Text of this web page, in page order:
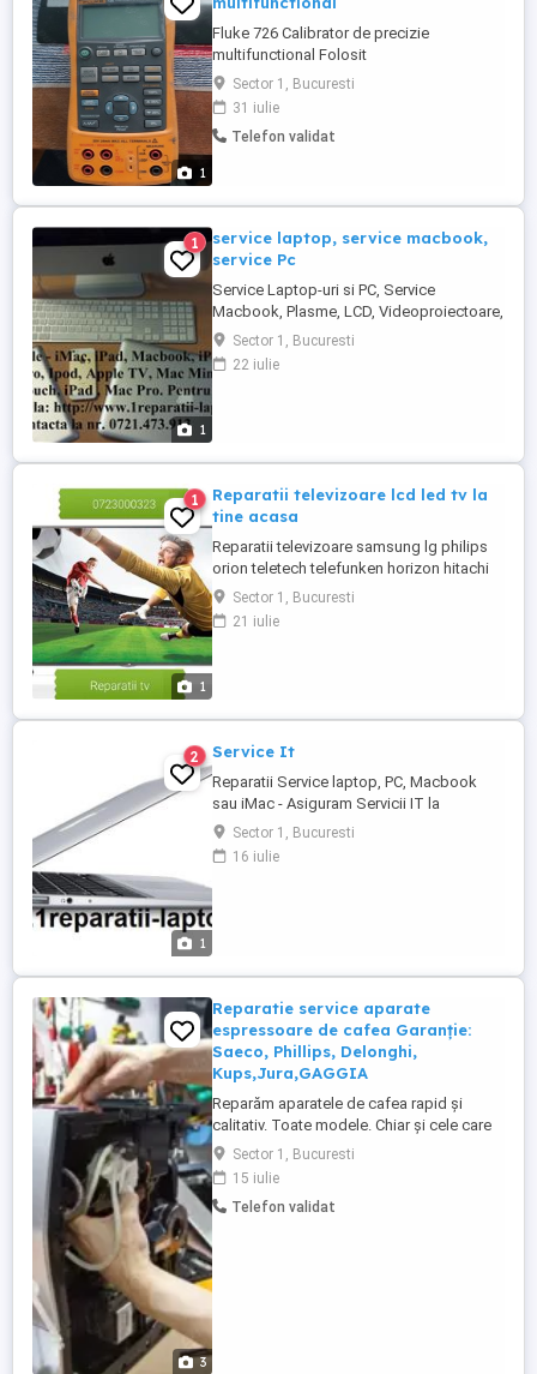
1
Fluke 726 Calibrator de precizie
multifunctional Folosit
Sector 1, Bucuresti
31 iulie
Telefon validat
1
1
service laptop, service macbook,
service Pc
Service Laptop-uri si PC, Service
Macbook, Plasme, LCD, Videoproiectoare,
Aparatura Medicala, Aparatura audio-
video profesionala. Probleme cu
Laptopul,PC sau Macbook-ul? Nu stii la
si model ...
Sector 1, Bucuresti
22 iulie
1
1
Reparatii televizoare lcd led tv la
tine acasa
Reparatii televizoare samsung lg philips
orion teletech telefunken horizon hitachi
finlux sharp toshiba jvc panasonic
polaroid grandin selecline la tine acasa.
Garantie Calitate.
Sector 1, Bucuresti
21 iulie
1
2 Service It
Reparatii Service laptop, PC, Macbook
sau iMac - Asiguram Servicii IT la
Domiciliu Dvs. ori la Sediu Nostru din
Bucuresti sector 3 zona Mall Vitan Telefon
- 0721 473 913 , BUCURESTI ROMANIA . Ai
Sector 1, Bucuresti
16 iulie
3
Reparatie service aparate
espressoare de cafea Garanție:
Saeco, Phillips, Delonghi,
Kups,Jura,GAGGIA
Reparăm aparatele de cafea rapid și
calitativ. Toate modele. Chiar și cele care
au fost deja casate. Suntem specializați în
reparația și mentenanța aparatelor de
cafea de uz casnic și business(HoReCa).
Fiind specialiști cu o îndelungată
Sector 1, Bucuresti
15 iulie
Telefon validat